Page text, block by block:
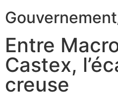
Gouvernement
Entre
Castex,
creuse